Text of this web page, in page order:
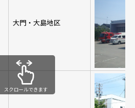
大門・大島地区
スクロールできます